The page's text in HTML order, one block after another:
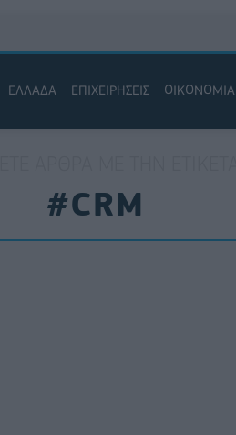
ΕΛΛΑΔΑ ΕΠΙΧΕΙΡΗΣΕΙΣ ΟΙΚΟΝΟΜΙΑ
#CRM